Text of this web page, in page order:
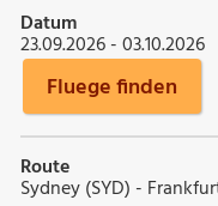
Datum
23.09.2026 - 03.10.2026
Fluege finden
Route
Sydney (SYD) -